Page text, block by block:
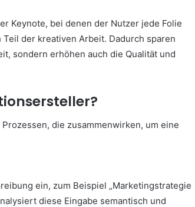
Keynote, bei denen der Nutzer jede Folie
der kreativen Arbeit. Dadurch sparen
sondern erhöhen auch die Qualität und
die zusammenwirken, um eine
ein, zum Beispiel „Marketingstrategie
diese Eingabe semantisch und